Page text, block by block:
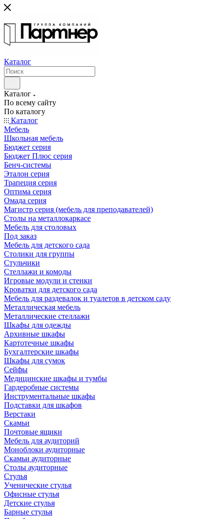
Каталог
Каталог
По всему сайту
По каталогу
Каталог
Мебель
Школьная мебель
Бюджет серия
Бюджет Плюс серия
Бенч-системы
Эталон серия
Трапеция серия
Оптима серия
Омада серия
Магистр серия (мебель для преподавателей)
Столы на металлокаркасе
Мебель для столовых
Под заказ
Мебель для детского сада
Столики для группы
Стульчики
Стеллажи и комоды
Игровые модули и стенки
Кроватки для детского сада
Мебель для раздевалок и туалетов в детском саду
Металлическая мебель
Металлические стеллажи
Шкафы для одежды
Архивные шкафы
Картотечные шкафы
Бухгалтерские шкафы
Шкафы для сумок
Сейфы
Медицинские шкафы и тумбы
Гардеробные системы
Инструментальные шкафы
Подставки для шкафов
Верстаки
Скамьи
Почтовые ящики
Мебель для аудиторий
Моноблоки аудиторные
Скамьи аудиторные
Столы аудиторные
Стулья
Ученические стулья
Офисные стулья
Детские стулья
Барные стулья